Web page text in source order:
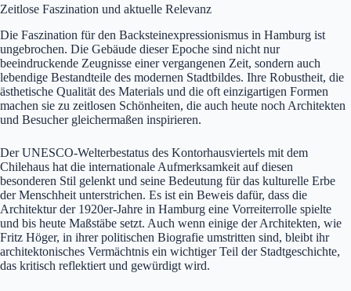
Zeitlose Faszination und aktuelle Relevanz
Die Faszination für den Backsteinexpressionismus in Hamburg ist
ungebrochen. Die Gebäude dieser Epoche sind nicht nur
beeindruckende Zeugnisse einer vergangenen Zeit, sondern auch
lebendige Bestandteile des modernen Stadtbildes. Ihre Robustheit, die
ästhetische Qualität des Materials und die oft einzigartigen Formen
machen sie zu zeitlosen Schönheiten, die auch heute noch Architekten
und Besucher gleichermaßen inspirieren.
Der UNESCO-Welterbestatus des Kontorhausviertels mit dem
Chilehaus hat die internationale Aufmerksamkeit auf diesen
besonderen Stil gelenkt und seine Bedeutung für das kulturelle Erbe
der Menschheit unterstrichen. Es ist ein Beweis dafür, dass die
Architektur der 1920er-Jahre in Hamburg eine Vorreiterrolle spielte
und bis heute Maßstäbe setzt. Auch wenn einige der Architekten, wie
Fritz Höger, in ihrer politischen Biografie umstritten sind, bleibt ihr
architektonisches Vermächtnis ein wichtiger Teil der Stadtgeschichte,
das kritisch reflektiert und gewürdigt wird.